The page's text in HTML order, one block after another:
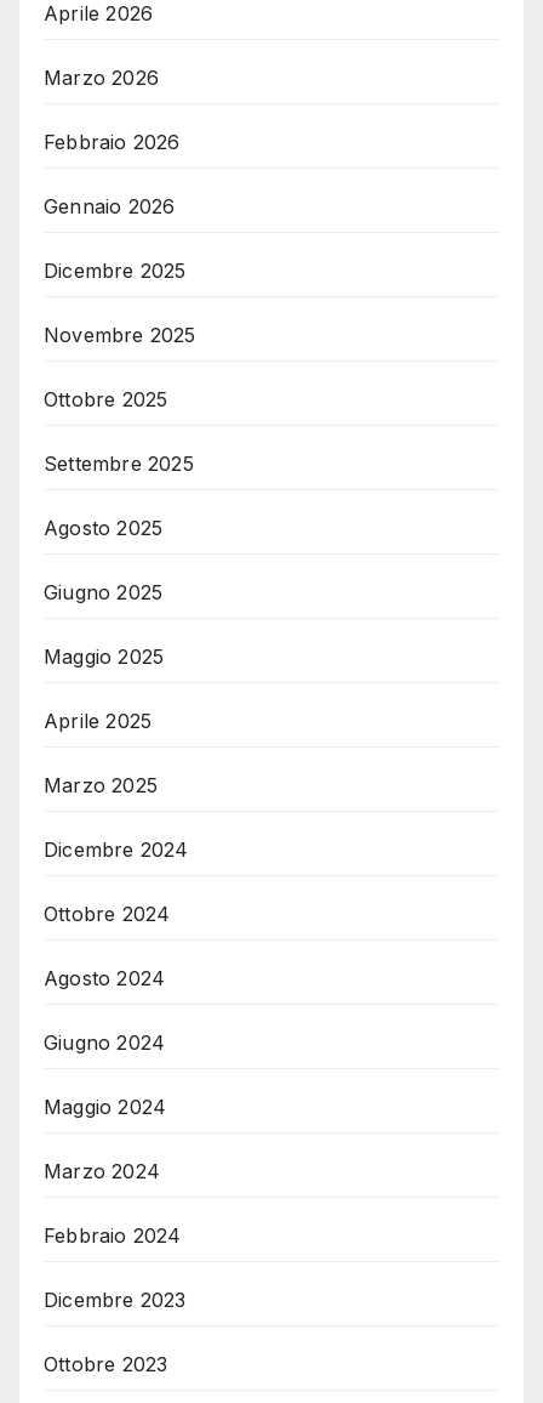
Aprile 2026
Marzo 2026
Febbraio 2026
Gennaio 2026
Dicembre 2025
Novembre 2025
Ottobre 2025
Settembre 2025
Agosto 2025
Giugno 2025
Maggio 2025
Aprile 2025
Marzo 2025
Dicembre 2024
Ottobre 2024
Agosto 2024
Giugno 2024
Maggio 2024
Marzo 2024
Febbraio 2024
Dicembre 2023
Ottobre 2023